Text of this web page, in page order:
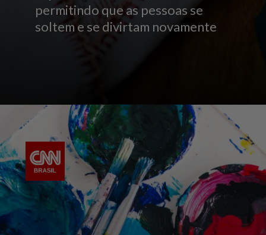
permitindo que as pessoas se
soltem e se divirtam novamente